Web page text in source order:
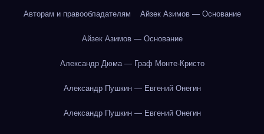
Авторам и правообладателям Айзек Азимов — Основание
Айзек Азимов — Основание
Александр Дюма — Граф Монте-Кристо
Александр Пушкин — Евгений Онегин
Александр Пушкин — Евгений Онегин